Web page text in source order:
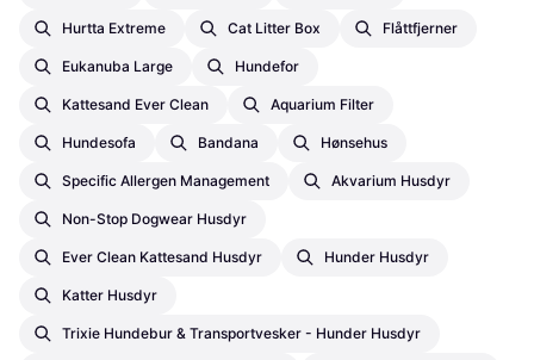
Hurtta Extreme Cat Litter Box Flåttfjerner
Eukanuba Large Hundefor
Kattesand Ever Clean Aquarium Filter
Hundesofa Bandana Hønsehus
Specific Allergen Management Akvarium Husdyr
Non-Stop Dogwear Husdyr
Ever Clean Kattesand Husdyr Hunder Husdyr
Katter Husdyr
Trixie Hundebur & Transportvesker - Hunder Husdyr